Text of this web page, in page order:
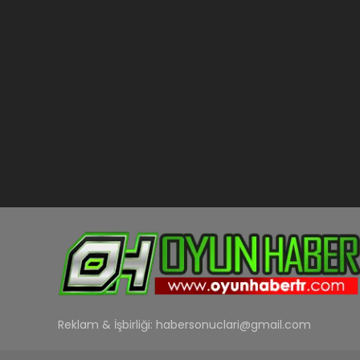
Reklam & İşbirliği: habersonuclari@gmail.com